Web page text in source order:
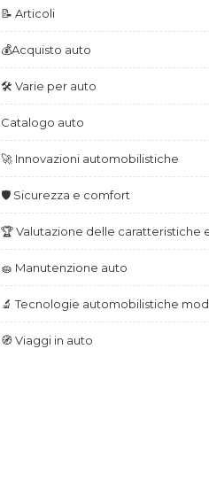
📝 Articoli
💰Acquisto auto
🛠️ Varie per auto
Catalogo auto
🚀 Innovazioni automobilistiche
🛡️ Sicurezza e comfort
🏆 Valutazione delle caratteristiche
🧽 Manutenzione auto
🔬 Tecnologie automobilistiche
🧭 Viaggi in auto